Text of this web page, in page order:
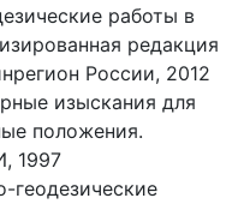
работы в
редакция
России, 2012
изыскания для
положения.
1997
геодезические